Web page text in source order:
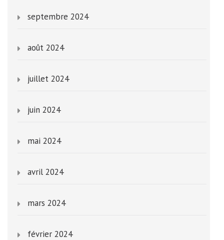
septembre 2024
août 2024
juillet 2024
juin 2024
mai 2024
avril 2024
mars 2024
février 2024